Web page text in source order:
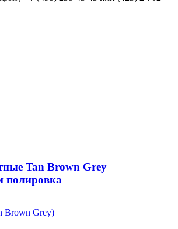
Tan Brown Grey
полировка
Brown Grey)